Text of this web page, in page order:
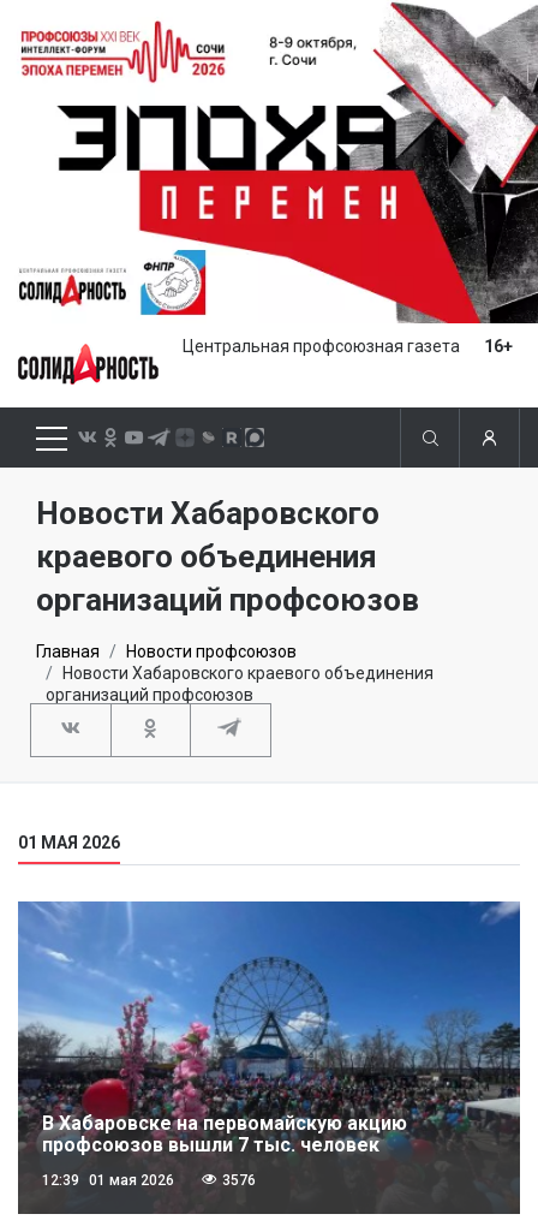
Центральная профсоюзная газета 16+
Новости Хабаровского
краевого объединения
организаций профсоюзов
Главная
Новости профсоюзов
Новости Хабаровского краевого объединения
организаций профсоюзов
01 МАЯ 2026
В Хабаровске на первомайскую акцию
профсоюзов вышли 7 тыс. человек
12:39 01 мая 2026 3576